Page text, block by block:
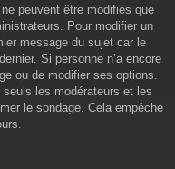
peuvent être modifiés que
Pour modifier un
message du sujet car le
Si personne n’a encore
ou de modifier ses options.
les modérateurs et les
le sondage. Cela empêche